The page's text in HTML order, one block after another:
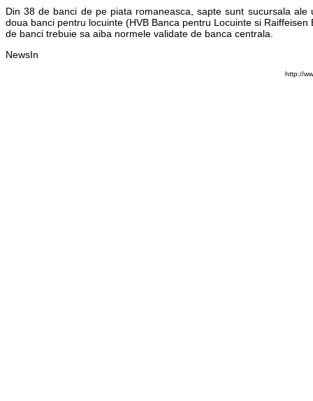
Din 38 de banci de pe piata romaneasca, sapte sunt sucursala
doua banci pentru locuinte (HVB Banca pentru Locuinte si
de banci trebuie sa aiba normele validate de banca centrala.
NewsIn
http://